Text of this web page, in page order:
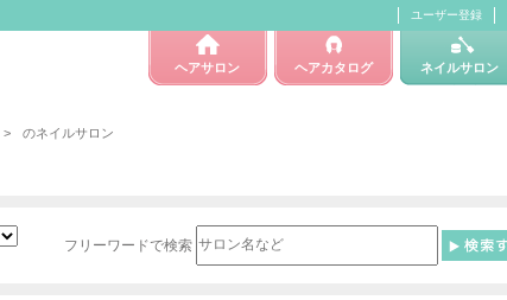
ユーザー登録
ヘアサロン ヘアカタログ ネイルサロン
> のネイルサロン
フリーワードで検索